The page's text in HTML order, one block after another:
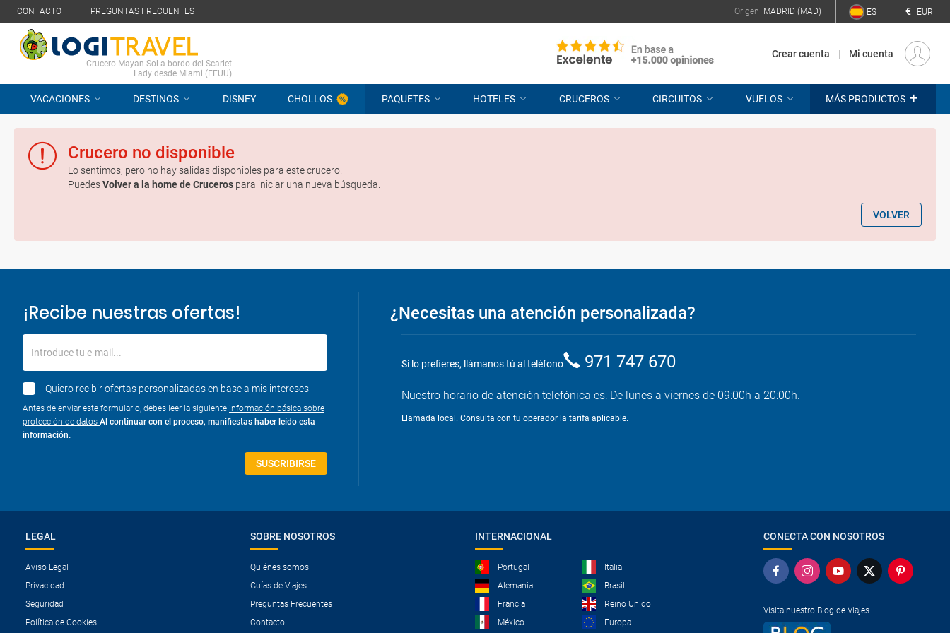
CONTACTO PREGUNTAS FRECUENTES Origen MADRID (MAD) ES € EUR
Crucero Mayan Sol a bordo del Scarlet
Lady desde Miami (EEUU)
Crear cuenta Mi cuenta
VACACIONES DESTINOS DISNEY CHOLLOS PAQUETES HOTELES CRUCEROS CIRCUITOS VUELOS MÁS PRODUCTOS +
Crucero no disponible
Lo sentimos, pero no hay salidas disponibles para este crucero.
PuedesVolver a la home de Cruceros para iniciar una nueva búsqueda.
VOLVER
¡Recibe nuestras ofertas!
Introduce tu e-mail...
Quiero recibir ofertas personalizadas en base a mis intereses
Antes de enviar este formulario, debes leer la siguiente información básica sobre
protección de datos Al continuar con el proceso, manifiestas haber leído esta
información.
SUSCRIBIRSE
¿Necesitas una atención personalizada?
Si lo prefieres, llámanos tú al teléfono 971 747 670
Nuestro horario de atención telefónica es: De lunes a viernes de 09:00h a 20:00h.
Llamada local. Consulta con tu operador la tarifa aplicable.
LEGAL
Aviso Legal
Privacidad
Seguridad
Política de Cookies
SOBRE NOSOTROS
Quiénes somos
Guías de Viajes
Preguntas Frecuentes
Contacto
INTERNACIONAL
Portugal
Italia
Alemania
Brasil
Francia
Reino Unido
México
Europa
CONECTA CON NOSOTROS
Visita nuestro Blog de Viajes